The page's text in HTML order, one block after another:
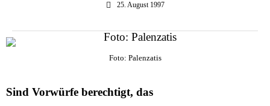
25. August 1997
Foto: Palenzatis
Sind Vorwürfe berechtigt, das